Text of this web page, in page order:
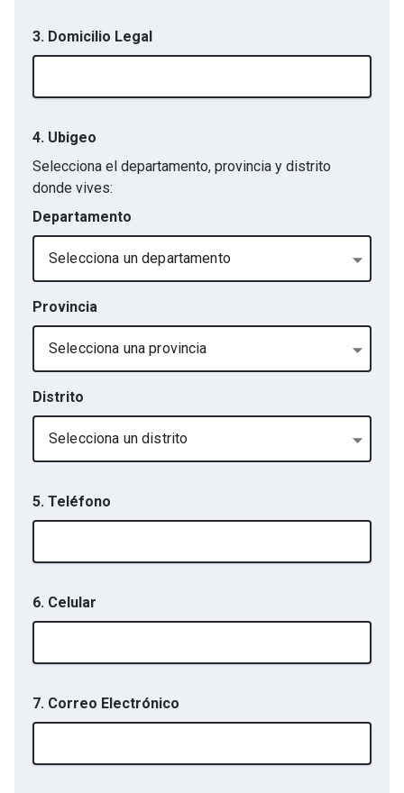
3. Domicilio Legal
4. Ubigeo
Selecciona el departamento, provincia y distrito
donde vives:
Departamento
Selecciona un departamento
Provincia
Selecciona una provincia
Distrito
Selecciona un distrito
5. Teléfono
6. Celular
7. Correo Electrónico